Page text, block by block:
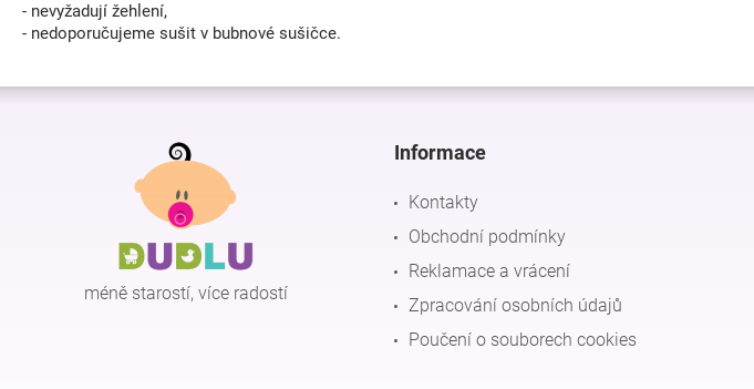
- nevyžadují žehlení,
- nedoporučujeme sušit v bubnové sušičce.
Z
méně starostí, více radostí
Informace
Kontakty
Obchodní podmínky
Reklamace a vrácení
Zpracování osobních údajů
Poučení o souborech cookies